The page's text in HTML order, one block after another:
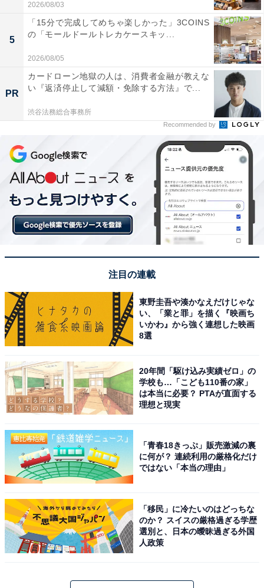
商品名
PETER RABBIT ネックストラップ
メーカー
アイピーフォー
2026年6月
価格
税込400円
・B
・C
・D
・F
Amazonで見る
2026/08/03
5
「15分で完成してめちゃ楽しかった」3COINS
の「モールドールトレカケースキッ...
2026/08/05
PR
カードローン地獄の人は、消費者金融が教えな
い『返済停止して減額・免除する方法』で...
渋谷法務総合事務所
Recommended by
注目の連載
東野圭吾や湊かなえだけじゃな
い、「業と罪」を描く『映画ち
いかわ』から強く連想した映画
8選
20年間「駆け込み実績ゼロ」の
学校も…「こども110番の家」
は本当に必要？ PTAが直面する
理想と現実
「青春18きっぷ」販売激減の裏
に何が？ 連続利用の厳格化だけ
ではない「本当の理由」
「移民」に冷たいのはどっちな
のか？ スイスの厳格過ぎる学歴
選別と、日本の曖昧過ぎる外国
人政策